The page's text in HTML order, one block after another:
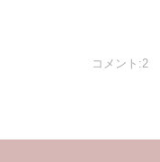
コメント:2